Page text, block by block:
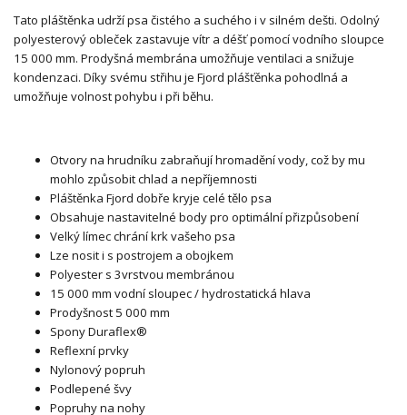
Tato pláštěnka udrží psa čistého a suchého i v silném dešti. Odolný
polyesterový obleček zastavuje vítr a déšť pomocí vodního sloupce
15 000 mm. Prodyšná membrána umožňuje ventilaci a snižuje
kondenzaci. Díky svému střihu je Fjord plášťěnka pohodlná a
umožňuje volnost pohybu i při běhu.
Otvory na hrudníku zabraňují hromadění vody, což by mu
mohlo způsobit chlad a nepříjemnosti
Pláštěnka Fjord dobře kryje celé tělo psa
Obsahuje nastavitelné body pro optimální přizpůsobení
Velký límec chrání krk vašeho psa
Lze nosit i s postrojem a obojkem
Polyester s 3vrstvou membránou
15 000 mm vodní sloupec / hydrostatická hlava
Prodyšnost 5 000 mm
Spony Duraflex®
Reflexní prvky
Nylonový popruh
Podlepené švy
Popruhy na nohy